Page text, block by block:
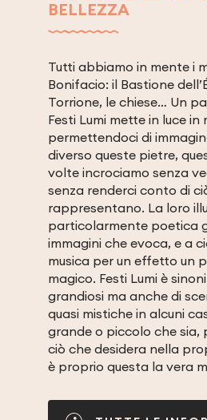
BELLEZZA
Tutti abbiamo in mente i
Bonifacio: il Bastione
Torrione, le chiese… Un
Festi Lumi mette in luce in
permettendoci di
diverso queste pietre,
volte incrociamo senza
senza renderci conto di
rappresentano. La loro
particolarmente poetica
immagini che evoca, e a
musica per un effetto un
magico. Festi Lumi è
grandiosi ma anche di
quasi mistiche in alcuni
grande o piccolo che sia,
ciò che desidera nella
è proprio questa la vera